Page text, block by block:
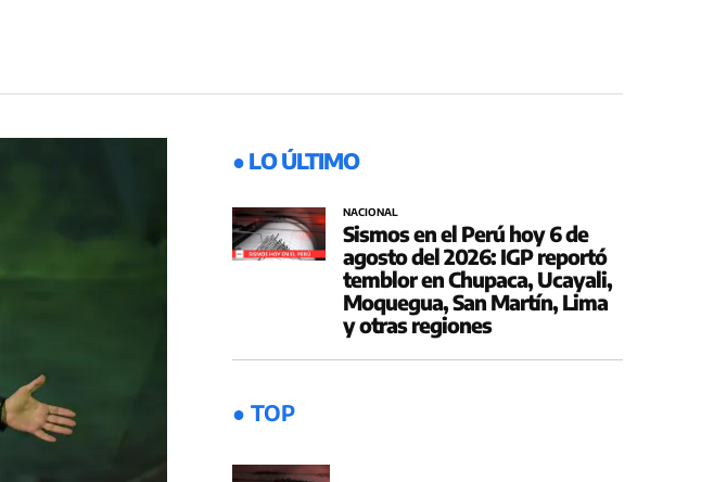
● LO ÚLTIMO
NACIONAL
Sismos en el Perú hoy 6 de
agosto del 2026: IGP reportó
temblor en Chupaca, Ucayali,
Moquegua, San Martín, Lima
y otras regiones
● TOP